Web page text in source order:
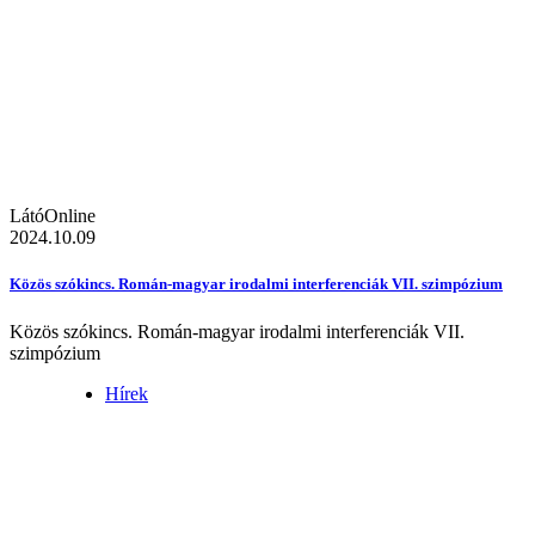
LátóOnline
2024.10.09
Közös szókincs. Román-magyar irodalmi interferenciák VII. szimpózium
Közös szókincs. Román-magyar irodalmi interferenciák VII.
szimpózium
Hírek